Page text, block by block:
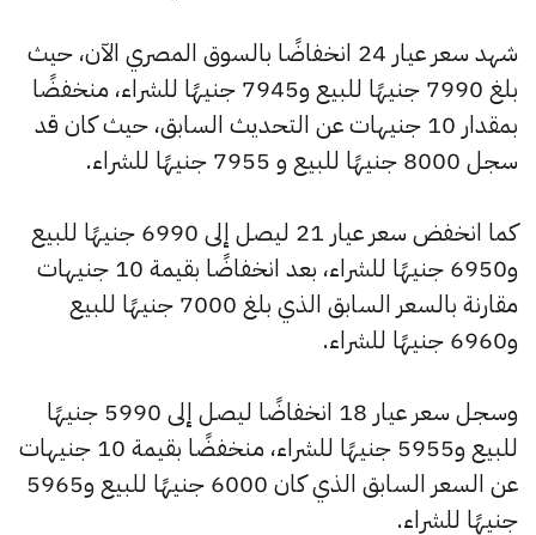
شهد سعر عيار 24 انخفاضًا بالسوق المصري الآن، حيث
بلغ 7990 جنيهًا للبيع و7945 جنيهًا للشراء، منخفضًا
بمقدار 10 جنيهات عن التحديث السابق، حيث كان قد
سجل 8000 جنيهًا للبيع و 7955 جنيهًا للشراء.
كما انخفض سعر عيار 21 ليصل إلى 6990 جنيهًا للبيع
و6950 جنيهًا للشراء، بعد انخفاضًا بقيمة 10 جنيهات
مقارنة بالسعر السابق الذي بلغ 7000 جنيهًا للبيع
و6960 جنيهًا للشراء.
وسجل سعر عيار 18 انخفاضًا ليصل إلى 5990 جنيهًا
للبيع و5955 جنيهًا للشراء، منخفضًا بقيمة 10 جنيهات
عن السعر السابق الذي كان 6000 جنيهًا للبيع و5965
جنيهًا للشراء.